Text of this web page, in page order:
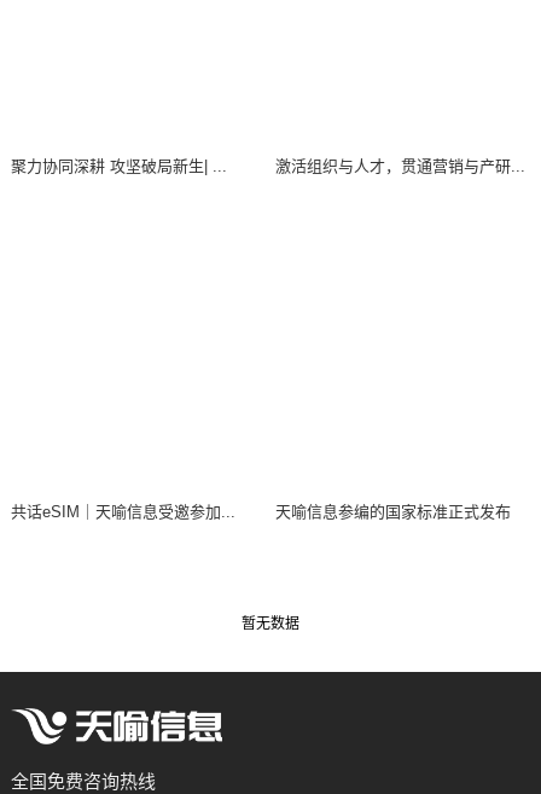
聚力协同深耕 攻坚破局新生| ... 激活组织与人才，贯通营销与产研...
共话eSIM｜天喻信息受邀参加... 天喻信息参编的国家标准正式发布
暂无数据
全国免费咨询热线